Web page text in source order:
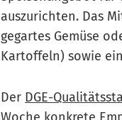
auszurichten. Das
gegartes Gemüse
Kartoffeln) sowie
Der DGE-